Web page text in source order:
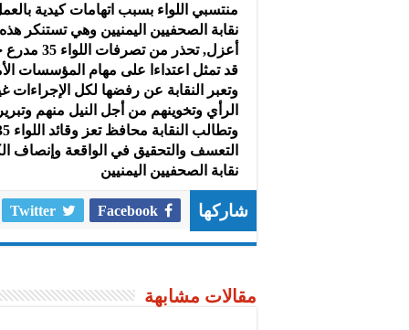
منتسبي اللواء بسبب اتهامات كيدية
نقابة الصحفيين اليمنيين وهي تستنكر
أعزل,
قد تمثل اعتداءا على مهام المؤسسات
وتعبر النقابة عن رفضها لكل الإجراءات
الرأي وتخوينهم من أجل النيل منهم
التعسف والتحقيق في الواقعة وإنصاف
نقابة الصحفيين اليمنيين
شاركها Facebook
Twitter
مقالات مشابهة